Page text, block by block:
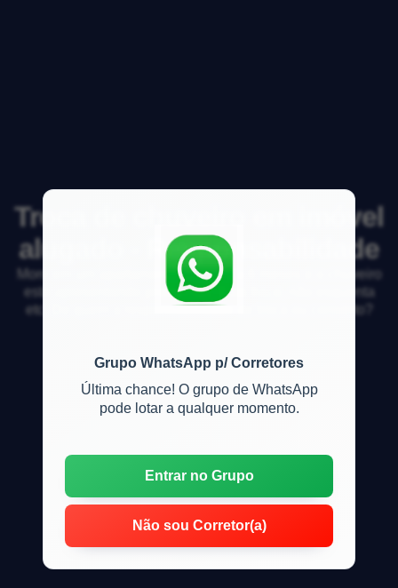
Grupo WhatsApp p/ Corretores
Última chance! O grupo de WhatsApp
pode lotar a qualquer momento.
Entrar no Grupo
Não sou Corretor(a)
Troca de chuveiro em imóvel
alugado - Responsabilidade
Moro em um apartamento alugado a 6 meses e o chuveiro
está apresentando problemas. Está fraco, não esquenta
etc. De quem a responsabilidade de troca ou conserto?